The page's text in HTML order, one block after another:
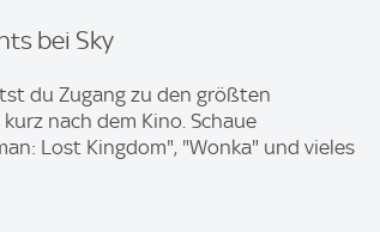
bei Sky
du Zugang zu den größten
nach dem Kino. Schaue
Lost Kingdom", "Wonka" und vieles